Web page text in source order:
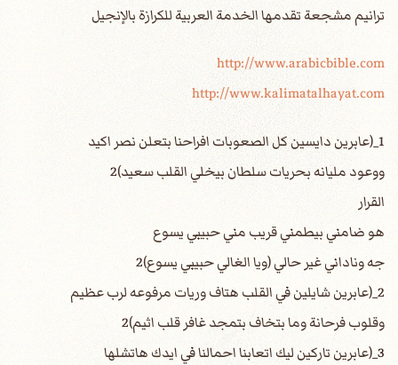
http://www.arabicbible.com
http://www.kalimatalhayat.com
1_(عابرين دايسين كل الصعوبات افراحنا بتعلن نصر اكيد
ووعود مليانه بحريات سلطان بيخلي القلب سعيد)2
القرار
هو ضامني بيطمني قريب مني حبيبي يسوع
جه وناداني غير حالي (ويا الغالي حبيبي يسوع)2
2_(عابرين شايلين في القلب هتاف وريات مرفوعه لرب عظيم
وقلوب فرحانة وما بتخاف بتمجد غافر قلب اثيم)2
3_(عابرين تاركين ليك اتعابنا احمالنا في ايدك هاتشلها